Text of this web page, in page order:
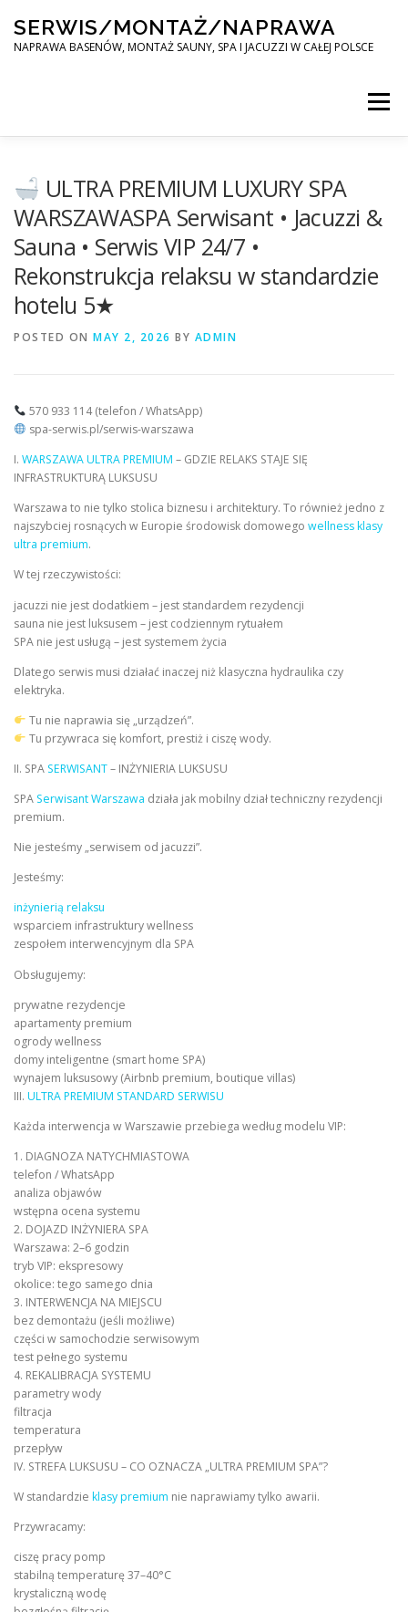
content
SERWIS/MONTAŻ/NAPRAWA
NAPRAWA BASENÓW, MONTAŻ SAUNY, SPA I JACUZZI W CAŁEJ POLSCE
Menu
MONTAŻ SAUNY, SPA, JACUZI W CAŁEJ POLSCE
KONTAKT
ULTRA PREMIUM LUXURY SPA
WARSZAWASPA Serwisant • Jacuzzi &
Sauna • Serwis VIP 24/7 •
Rekonstrukcja relaksu w standardzie
hotelu 5★
POSTED ON MAY 2, 2026 BY ADMIN
570 933 114 (telefon / WhatsApp)
spa-serwis.pl/serwis-warszawa
I. WARSZAWA ULTRA PREMIUM – GDZIE RELAKS STAJE SIĘ
INFRASTRUKTURĄ LUKSUSU
Warszawa to nie tylko stolica biznesu i architektury. To również jedno z
najszybciej rosnących w Europie środowisk domowego wellness klasy
ultra premium.
W tej rzeczywistości:
jacuzzi nie jest dodatkiem – jest standardem rezydencji
sauna nie jest luksusem – jest codziennym rytuałem
SPA nie jest usługą – jest systemem życia
Dlatego serwis musi działać inaczej niż klasyczna hydraulika czy
elektryka.
Tu nie naprawia się „urządzeń”.
Tu przywraca się komfort, prestiż i ciszę wody.
II. SPA SERWISANT– INŻYNIERIA LUKSUSU
SPA Serwisant Warszawa działa jak mobilny dział techniczny rezydencji
premium.
Nie jesteśmy „serwisem od jacuzzi”.
Jesteśmy:
inżynierią relaksu
wsparciem infrastruktury wellness
zespołem interwencyjnym dla SPA
Obsługujemy:
prywatne rezydencje
apartamenty premium
ogrody wellness
domy inteligentne (smart home SPA)
wynajem luksusowy (Airbnb premium, boutique villas)
III. ULTRA PREMIUM STANDARD SERWISU
Każda interwencja w Warszawie przebiega według modelu VIP:
1. DIAGNOZA NATYCHMIASTOWA
telefon / WhatsApp
analiza objawów
wstępna ocena systemu
2. DOJAZD INŻYNIERA SPA
Warszawa: 2–6 godzin
tryb VIP: ekspresowy
okolice: tego samego dnia
3. INTERWENCJA NA MIEJSCU
bez demontażu (jeśli możliwe)
części w samochodzie serwisowym
test pełnego systemu
4. REKALIBRACJA SYSTEMU
parametry wody
filtracja
temperatura
przepływ
IV. STREFA LUKSUSU – CO OZNACZA „ULTRA PREMIUM SPA”?
W standardzie klasy premium nie naprawiamy tylko awarii.
Przywracamy:
ciszę pracy pomp
stabilną temperaturę 37–40°C
krystaliczną wodę